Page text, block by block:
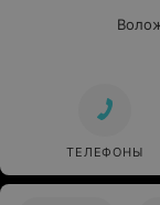
ТЕЛЕФОНЫ